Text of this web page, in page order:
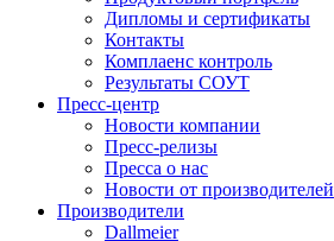
Дипломы и сертификаты
Контакты
Комплаенс контроль
Результаты СОУТ
Пресс-центр
Новости компании
Пресс-релизы
Пресса о нас
Новости от производителей
Производители
Dallmeier